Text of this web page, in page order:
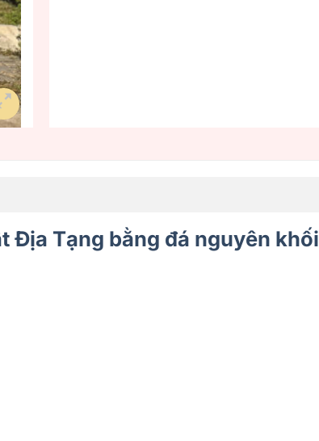
Địa Tạng bằng đá nguyên khối